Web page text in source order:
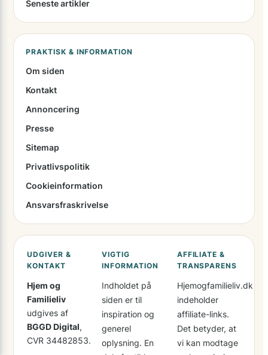
Seneste artikler
PRAKTISK & INFORMATION
Om siden
Kontakt
Annoncering
Presse
Sitemap
Privatlivspolitik
Cookieinformation
Ansvarsfraskrivelse
UDGIVER &
KONTAKT
Hjem og
Familieliv
udgives af
BGGD Digital,
CVR 34482853.
VIGTIG
INFORMATION
Indholdet på
siden er til
inspiration og
generel
oplysning. En
AFFILIATE &
TRANSPARENS
Hjemogfamilieliv.dk
indeholder
affiliate-links.
Det betyder, at
vi kan modtage